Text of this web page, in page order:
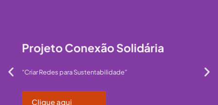
Projeto Conexão Solidária